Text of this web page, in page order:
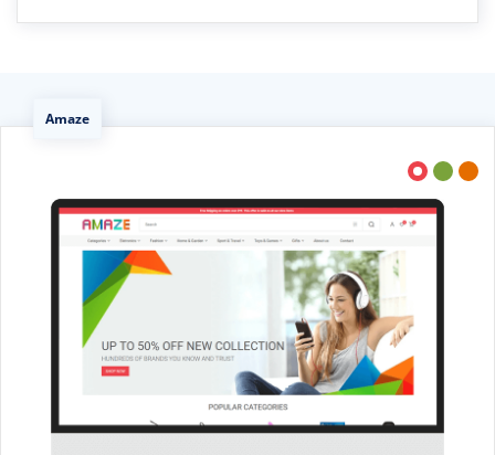
Amaze